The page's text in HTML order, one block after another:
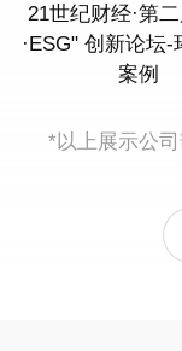
21世纪财经·第
·ESG" 创新论坛-
案例
*以上展示公